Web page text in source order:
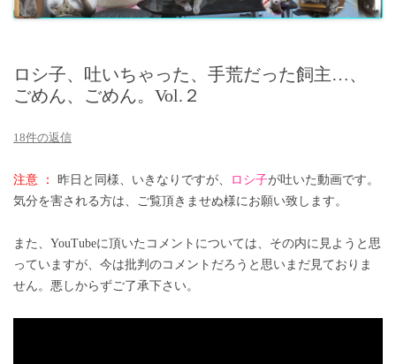
ロシ子、吐いちゃった、手荒だった飼主…、
ごめん、ごめん。Vol.２
18件の返信
注意 ： 昨日と同様、いきなりですが、 ロシ子が吐いた動画です。
気分を害される方は、ご覧頂きませぬ様にお願い致します。
また、YouTubeに頂いたコメントについては、その内に見ようと思
っていますが、今は批判のコメントだろうと思いまだ見ておりま
せん。悪しからずご了承下さい。